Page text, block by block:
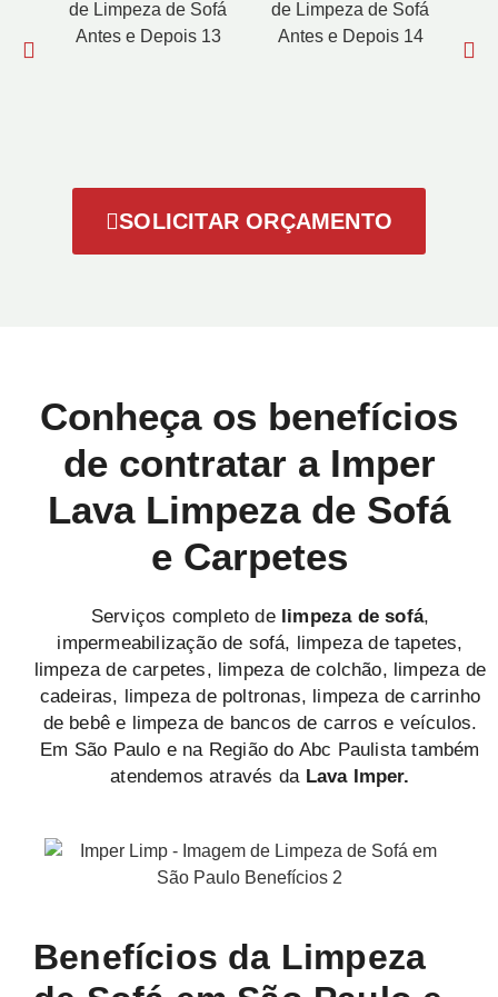
SOLICITAR ORÇAMENTO
Conheça os benefícios
de contratar a Imper
Lava Limpeza de Sofá
e Carpetes
Serviços completo de limpeza de sofá,
impermeabilização de sofá, limpeza de tapetes,
limpeza de carpetes, limpeza de colchão, limpeza de
cadeiras, limpeza de poltronas, limpeza de carrinho
de bebê e limpeza de bancos de carros e veículos.
Em São Paulo e na Região do Abc Paulista também
atendemos através da Lava Imper.
Benefícios da Limpeza